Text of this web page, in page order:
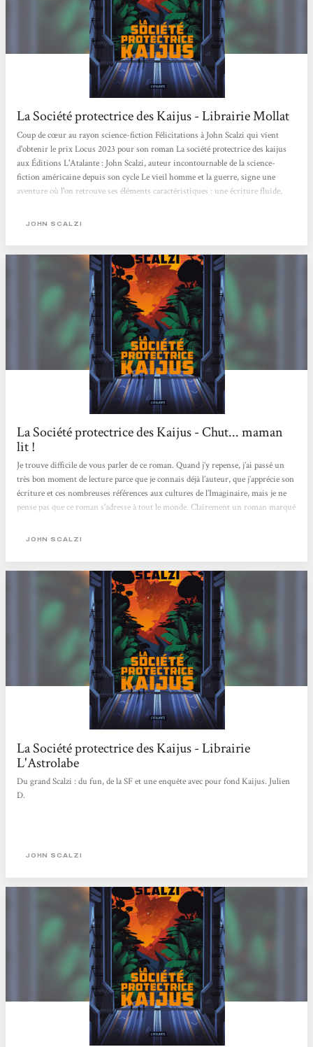
La Société protectrice des Kaijus - Librairie Mollat
Coup de cœur au rayon science-fiction Félicitations à John Scalzi qui vient
d'obtenir le prix Locus 2023 pour son roman La société protectrice des kaijus
aux Éditions L'Atalante : John Scalzi, auteur incontournable de la science-
fiction américaine depuis son cycle Le vieil homme et la guerre, signe une
aventure où l'on retrouve ses éléments caractéristiques : une écriture fluide,
laisser indifférent !
JOHN SCALZI
La Société protectrice des Kaijus - Chut... maman
lit !
Je trouve difficile de vous parler de ce roman. Quand j’y repense, j’ai passé un
très bon moment de lecture parce que je connais déjà l’auteur, que j’apprécie son
écriture et ces nombreuses références aux cultures de l’Imaginaire, mais je ne
pense pas que ce roman s’adresse à tout le monde. Clairement un roman marqué
ligne, des masques et de la distanciation sociale mais aussi un roman qui ne se
JOHN SCALZI
La Société protectrice des Kaijus - Librairie
L'Astrolabe
Du grand Scalzi : du fun, de la SF et une enquête avec pour fond Kaijus. Julien
D.
JOHN SCALZI